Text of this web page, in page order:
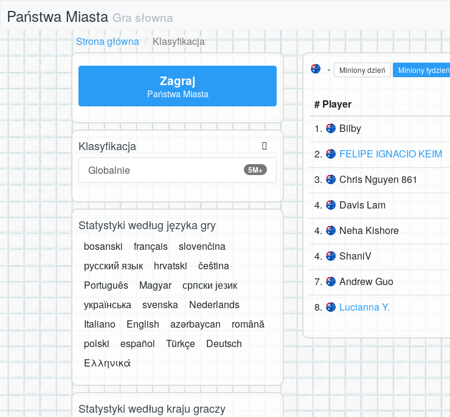
Państwa Miasta Gra słowna
Strona główna
Klasyfikacja
- Miniony dzień Miniony tydzień
# Player
1.
Bilby
2. FELIPE IGNACIO KEIM
3. Chris Nguyen 861
4. Davis Lam
4. Neha Kishore
4. ShaniV
7. Andrew Guo
8. Lucianna Y.
Zagraj
Państwa Miasta
Klasyfikacja
5M+
Globalnie
Statystyki według języka gry
bosanski français
slovenčina
русский язык
hrvatski
čeština
Português
Magyar
српски језик
українська
svenska
Nederlands
Italiano
English azərbaycan
română
polski
español Türkçe
Deutsch
Ελληνικά
Statystyki według kraju graczy